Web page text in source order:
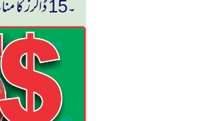
۔15 ڈالرز كا منافع كمائیں ہر ٹریڈ پر